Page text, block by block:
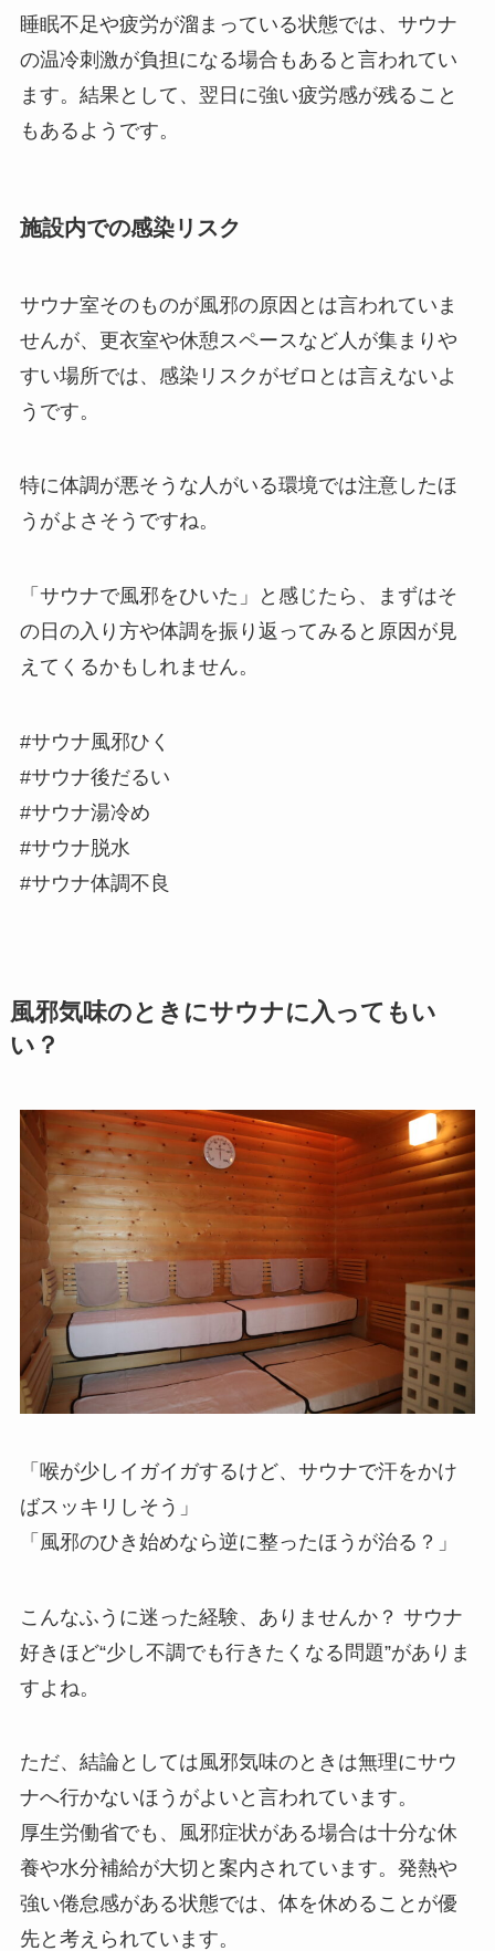
睡眠不足や疲労が溜まっている状態では、サウナ
の温冷刺激が負担になる場合もあると言われてい
ます。結果として、翌日に強い疲労感が残ること
もあるようです。
施設内での感染リスク
サウナ室そのものが風邪の原因とは言われていま
せんが、更衣室や休憩スペースなど人が集まりや
すい場所では、感染リスクがゼロとは言えないよ
うです。
特に体調が悪そうな人がいる環境では注意したほ
うがよさそうですね。
「サウナで風邪をひいた」と感じたら、まずはそ
の日の入り方や体調を振り返ってみると原因が見
えてくるかもしれません。
#サウナ風邪ひく
#サウナ後だるい
#サウナ湯冷め
#サウナ脱水
#サウナ体調不良
風邪気味のときにサウナに入ってもい
い？
「喉が少しイガイガするけど、サウナで汗をかけ
ばスッキリしそう」
「風邪のひき始めなら逆に整ったほうが治る？」
こんなふうに迷った経験、ありませんか？ サウナ
好きほど“少し不調でも行きたくなる問題”がありま
すよね。
ただ、結論としては風邪気味のときは無理にサウ
ナへ行かないほうがよいと言われています。
厚生労働省でも、風邪症状がある場合は十分な休
養や水分補給が大切と案内されています。発熱や
強い倦怠感がある状態では、体を休めることが優
先と考えられています。